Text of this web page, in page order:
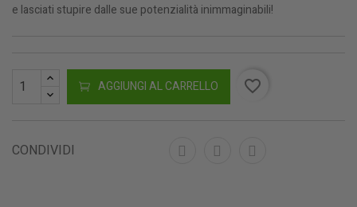
e lasciati stupire dalle sue potenzialità inimmaginabili!
AGGIUNGI AL CARRELLO favorite_border
CONDIVIDI